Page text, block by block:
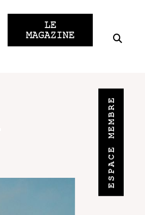
LE
MAGAZINE
ESPACE MEMBRE